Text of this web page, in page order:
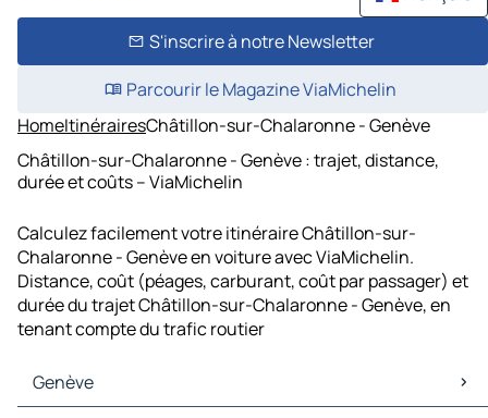
S'inscrire à notre Newsletter
Parcourir le Magazine ViaMichelin
HomeItinérairesChâtillon-sur-Chalaronne - Genève
Châtillon-sur-Chalaronne - Genève : trajet, distance,
durée et coûts – ViaMichelin
Calculez facilement votre itinéraire Châtillon-sur-
Chalaronne - Genève en voiture avec ViaMichelin.
Distance, coût (péages, carburant, coût par passager) et
durée du trajet Châtillon-sur-Chalaronne - Genève, en
tenant compte du trafic routier
Genève